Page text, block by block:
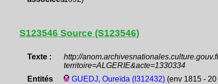
S123546 Source (S123546)
Texte :
http://
territoire=ALGERIE&acte=1330334
Entités
GUEDJ, Oureïda (I312432)(env 1815 - 20